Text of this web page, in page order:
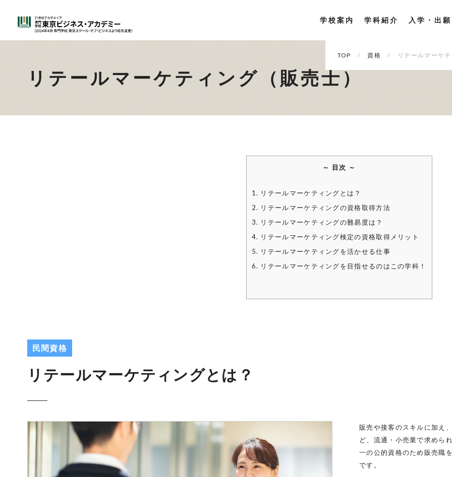
学校案内 学科紹介 入学・出願
TOP 資格 リテールマーケ
リテールマーケティング（販売士）
～ 目次 ～
1. リテールマーケティングとは？
2. リテールマーケティングの資格取得方法
3. リテールマーケティングの難易度は？
4. リテールマーケティング検定の資格取得メリット
5. リテールマーケティングを活かせる仕事
6. リテールマーケティングを目指せるのはこの学科！
民間資格
リテールマーケティングとは？
販売や接客のスキルに加え
ど、流通・小売業で求めら
一の公的資格のため販売職
です。